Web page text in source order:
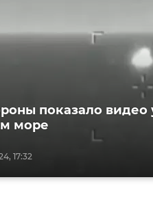
17:32
показало видео
море